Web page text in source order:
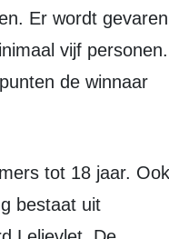
Er wordt gevaren
vijf personen.
de winnaar
bestaat uit